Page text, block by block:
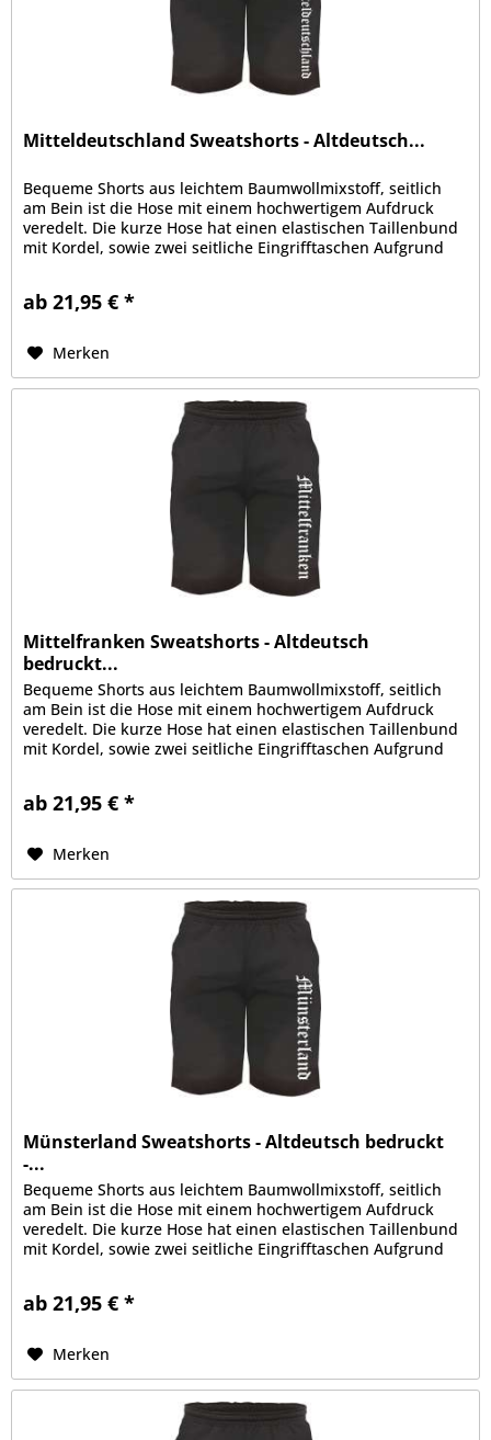
Mitteldeutschland Sweatshorts - Altdeutsch...
Bequeme Shorts aus leichtem Baumwollmixstoff, seitlich
am Bein ist die Hose mit einem hochwertigem Aufdruck
veredelt. Die kurze Hose hat einen elastischen Taillenbund
mit Kordel, sowie zwei seitliche Eingrifftaschen Aufgrund
ab 21,95 € *
Merken
Mittelfranken Sweatshorts - Altdeutsch
bedruckt...
Bequeme Shorts aus leichtem Baumwollmixstoff, seitlich
am Bein ist die Hose mit einem hochwertigem Aufdruck
veredelt. Die kurze Hose hat einen elastischen Taillenbund
mit Kordel, sowie zwei seitliche Eingrifftaschen Aufgrund
ab 21,95 € *
Merken
Münsterland Sweatshorts - Altdeutsch bedruckt
-...
Bequeme Shorts aus leichtem Baumwollmixstoff, seitlich
am Bein ist die Hose mit einem hochwertigem Aufdruck
veredelt. Die kurze Hose hat einen elastischen Taillenbund
mit Kordel, sowie zwei seitliche Eingrifftaschen Aufgrund
ab 21,95 € *
Merken